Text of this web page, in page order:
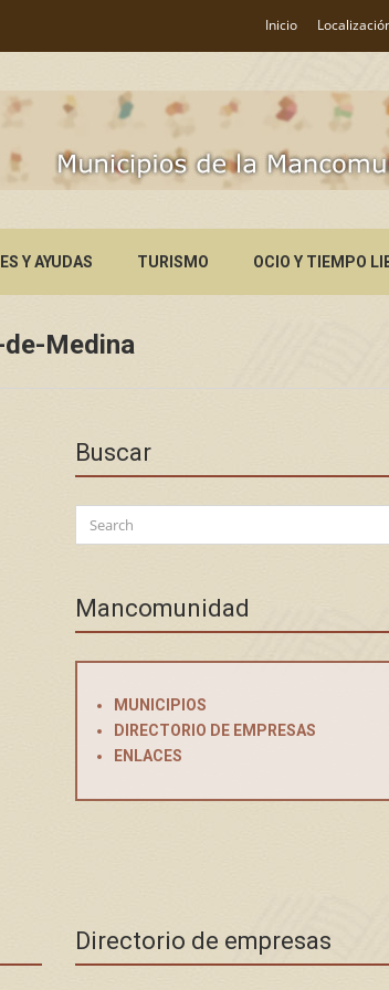
Inicio
Y AYUDAS TURISMO OCIO Y TIEMPO
Medina
Buscar
Search
for:
Mancomunidad
MUNICIPIOS
DIRECTORIO DE EMPRESAS
ENLACES
Directorio de empresas